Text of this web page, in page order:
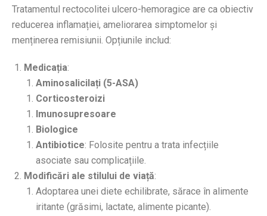
Tratamentul rectocolitei ulcero-hemoragice are ca obiectiv
reducerea inflamației, ameliorarea simptomelor și
menținerea remisiunii. Opțiunile includ:
Medicația:
Aminosalicilați (5-ASA)
Corticosteroizi
Imunosupresoare
Biologice
Antibiotice: Folosite pentru a trata infecțiile
asociate sau complicațiile.
Modificări ale stilului de viață:
Adoptarea unei diete echilibrate, sărace în alimente
iritante (grăsimi, lactate, alimente picante).